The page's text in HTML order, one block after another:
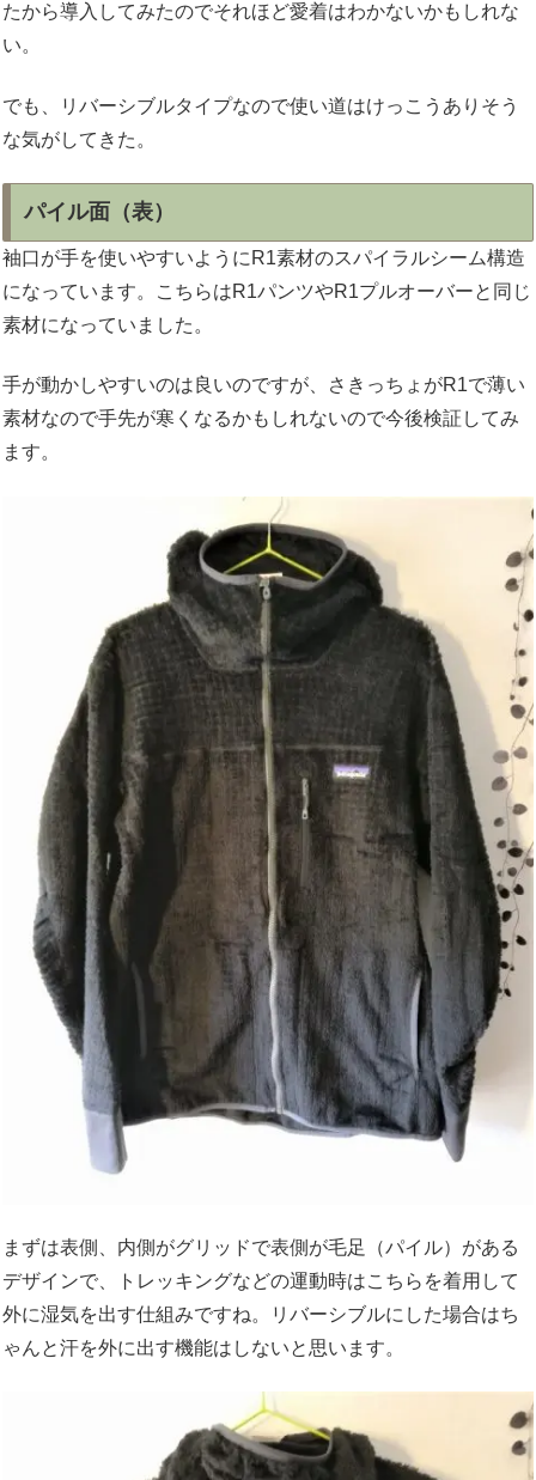
たから導入してみたのでそれほど愛着はわかないかもしれな
い。
でも、リバーシブルタイプなので使い道はけっこうありそう
な気がしてきた。
パイル面（表）
袖口が手を使いやすいようにR1素材のスパイラルシーム構造
になっています。こちらはR1パンツやR1プルオーバーと同じ
素材になっていました。
手が動かしやすいのは良いのですが、さきっちょがR1で薄い
素材なので手先が寒くなるかもしれないので今後検証してみ
ます。
まずは表側、内側がグリッドで表側が毛足（パイル）がある
デザインで、トレッキングなどの運動時はこちらを着用して
外に湿気を出す仕組みですね。リバーシブルにした場合はち
ゃんと汗を外に出す機能はしないと思います。